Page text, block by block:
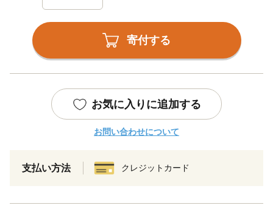
寄付する
お気に入りに追加する
お問い合わせについて
支払い方法 クレジットカード